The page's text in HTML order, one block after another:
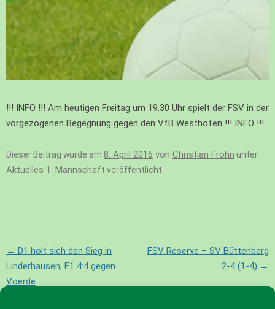
!!! INFO !!! Am heutigen Freitag um 19.30 Uhr spielt der FSV in der
vorgezogenen Begegnung gegen den VfB Westhofen !!! INFO !!!
Dieser Beitrag wurde am 8. April 2016 von Christian Frohn unter
Aktuelles 1. Mannschaft veröffentlicht.
Beitragsnavigation
← D1 holt sich den Sieg in
Linderhausen, F1 4:4 gegen
Voerde
FSV Reserve – SV Büttenberg
2-4 (1-4) →